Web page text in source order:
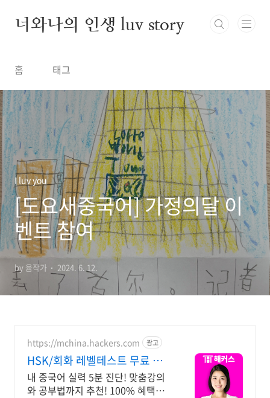
너와나의 인생 luv story
홈 태그
I luv you
[도요새중국어] 가정의달 이
벤트 참여
by 윰작가 2024. 6. 12.
https://mchina.hackers.com 광고
HSK/회화 레벨테스트 무료 중
국어인강 1위 해커스
내 중국어 실력 5분 진단! 맞춤강의
와 공부법까지 추천! 100% 혜택까